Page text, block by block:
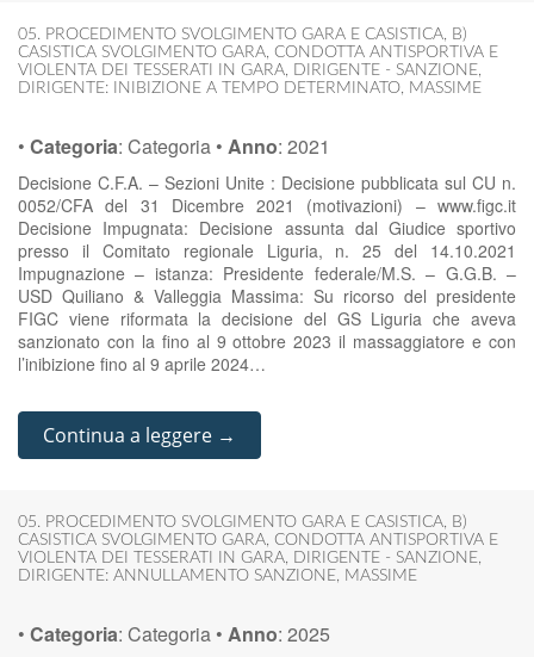
05. PROCEDIMENTO SVOLGIMENTO GARA E CASISTICA, B)
CASISTICA SVOLGIMENTO GARA, CONDOTTA ANTISPORTIVA E
VIOLENTA DEI TESSERATI IN GARA, DIRIGENTE - SANZIONE,
DIRIGENTE: INIBIZIONE A TEMPO DETERMINATO, MASSIME
• Categoria: Categoria • Anno: 2021
Decisione C.F.A. – Sezioni Unite : Decisione pubblicata sul CU n.
0052/CFA del 31 Dicembre 2021 (motivazioni) – www.figc.it
Decisione Impugnata: Decisione assunta dal Giudice sportivo
presso il Comitato regionale Liguria, n. 25 del 14.10.2021
Impugnazione – istanza: Presidente federale/M.S. – G.G.B. –
USD Quiliano & Valleggia Massima: Su ricorso del presidente
FIGC viene riformata la decisione del GS Liguria che aveva
sanzionato con la fino al 9 ottobre 2023 il massaggiatore e con
l’inibizione fino al 9 aprile 2024…
Continua a leggere →
05. PROCEDIMENTO SVOLGIMENTO GARA E CASISTICA, B)
CASISTICA SVOLGIMENTO GARA, CONDOTTA ANTISPORTIVA E
VIOLENTA DEI TESSERATI IN GARA, DIRIGENTE - SANZIONE,
DIRIGENTE: ANNULLAMENTO SANZIONE, MASSIME
• Categoria: Categoria • Anno: 2025